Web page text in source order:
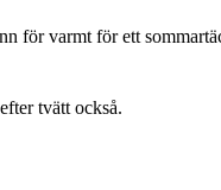
för varmt för ett
tvätt också.